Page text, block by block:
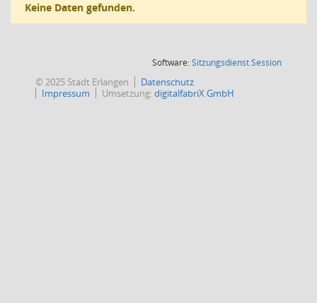
Keine Daten gefunden.
Software:SitzungsdienstSession(Wird in
© 2025 Stadt Erlangen
Datenschutz
Impressum
Umsetzung:digitalfabriX GmbH